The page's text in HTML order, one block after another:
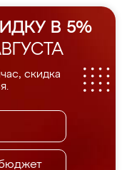
В 5%
скидка